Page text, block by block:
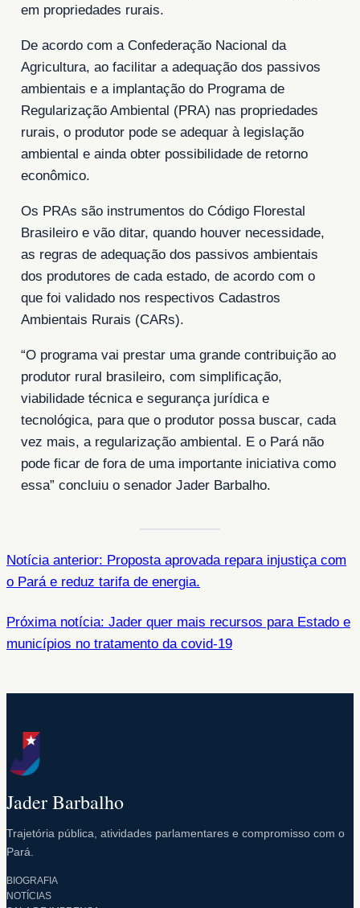
em propriedades rurais.
De acordo com a Confederação Nacional da
Agricultura, ao facilitar a adequação dos passivos
ambientais e a implantação do Programa de
Regularização Ambiental (PRA) nas propriedades
rurais, o produtor pode se adequar à legislação
ambiental e ainda obter possibilidade de retorno
econômico.
Os PRAs são instrumentos do Código Florestal
Brasileiro e vão ditar, quando houver necessidade,
as regras de adequação dos passivos ambientais
dos produtores de cada estado, de acordo com o
que foi validado nos respectivos Cadastros
Ambientais Rurais (CARs).
“O programa vai prestar uma grande contribuição ao
produtor rural brasileiro, com simplificação,
viabilidade técnica e segurança jurídica e
tecnológica, para que o produtor possa buscar, cada
vez mais, a regularização ambiental. E o Pará não
pode ficar de fora de uma importante iniciativa como
essa” concluiu o senador Jader Barbalho.
Notícia anterior: Proposta aprovada repara injustiça com
o Pará e reduz tarifa de energia.
Próxima notícia: Jader quer mais recursos para Estado e
municípios no tratamento da covid-19
Jader Barbalho
Trajetória pública, atividades parlamentares e compromisso com o
Pará.
BIOGRAFIA
NOTÍCIAS